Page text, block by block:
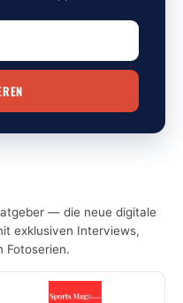
— die neue digitale
exklusiven Interviews,
Fotoserien.